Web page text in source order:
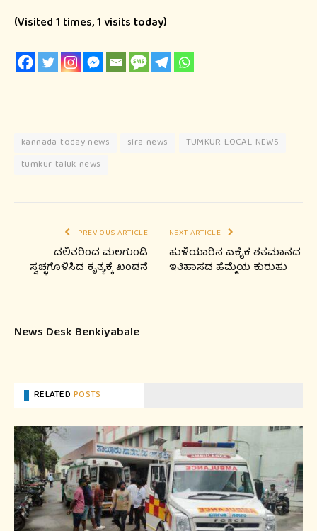
(Visited 1 times, 1 visits today)
kannada today news sira news
TUMKUR LOCAL NEWS
tumkur taluk news
PREVIOUS ARTICLE
ದಲಿತರಿಂದ ಮಲಗುಂಡಿ
ಸ್ವಚ್ಛಗೊಳಿಸಿದ ಕೃತ್ಯಕ್ಕೆ ಖಂಡನೆ
NEXT ARTICLE
ಹುಳಿಯಾರಿನ ಏಕೈಕ ಶತಮಾನದ
ಇತಿಹಾಸದ ಹೆಮ್ಮೆಯ ಕುರುಹು
News Desk Benkiyabale
RELATEDPOSTS